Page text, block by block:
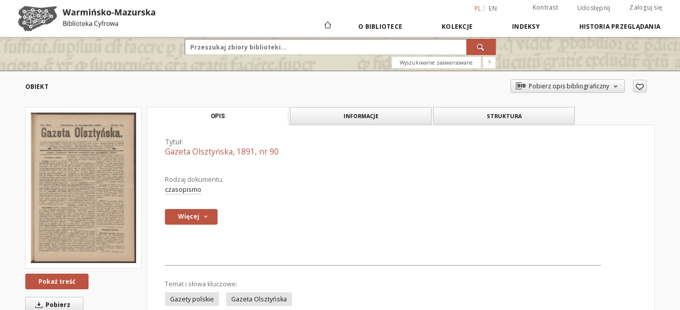
PL EN Kontrast Udostępnij Zaloguj się
O BIBLIOTECE KOLEKCJE INDEKSY HISTORIA PRZEGLĄDANIA
Wyszukiwanie zaawansowane ?
OBIEKT Pobierz opis bibliograficzny
Pokaż treść
Pobierz
OPIS INFORMACJE STRUKTURA
Tytuł:
Gazeta Olsztyńska, 1891, nr 90
Rodzaj dokumentu:
czasopismo
Więcej
Temat i słowa kluczowe:
Gazety polskie
Gazeta Olsztyńska